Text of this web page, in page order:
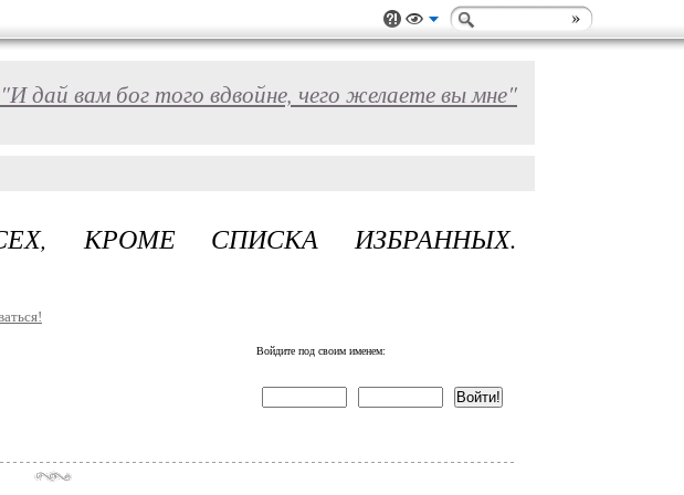
вам бог того вдвойне, чего желаете вы мне"
КРОМЕ СПИСКА ИЗБРАННЫХ.
Войдите под своим именем: